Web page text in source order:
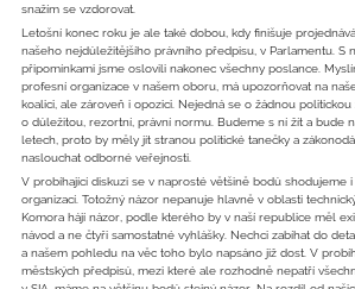
snažím se vzdorovat.
Letošní konec roku je ale také dobou, kdy finišuje
našeho nejdůležitějšího právního předpisu, v Parlamentu. S
připomínkami jsme oslovili nakonec všechny poslance.
profesní organizace v našem oboru, má upozorňovat na
koalici, ale zároveň i opozici. Nejedná se o žádnou politickou
o důležitou, rezortní, právní normu. Budeme s ní žít a bude
letech, proto by měly jít stranou politické tanečky a
naslouchat odborné veřejnosti.
V probíhající diskuzi se v naprosté většině bodů shodujeme
organizací. Totožný názor nepanuje hlavně v oblasti
Komora hájí názor, podle kterého by v naší republice měl
návod a ne čtyři samostatné vyhlášky. Nechci zabíhat do
a našem pohledu na věc toho bylo napsáno již dost. V
městských předpisů, mezi které ale rozhodně nepatří